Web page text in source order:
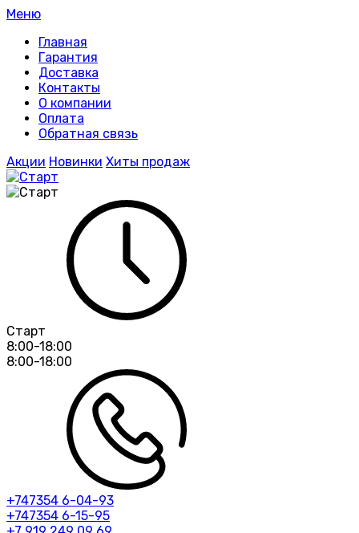
Меню
Главная
Гарантия
Доставка
Контакты
О компании
Оплата
Обратная связь
Акции Новинки Хиты продаж
Старт
8:00-18:00
8:00-18:00
+747354 6-04-93
+747354 6-15-95